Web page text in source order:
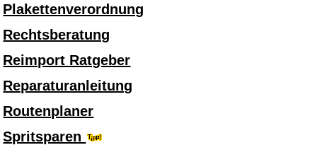
Plakettenverordnung
Rechtsberatung
Reimport Ratgeber
Reparaturanleitung
Routenplaner
Spritsparen